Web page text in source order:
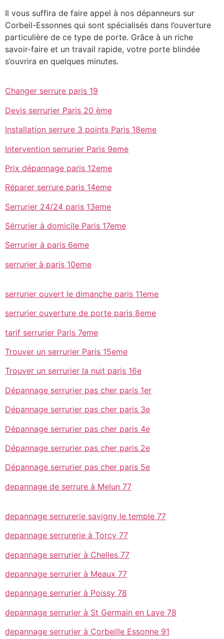
Il vous suffira de faire appel à nos dépanneurs sur
Corbeil-Essonnes qui sont spécialisés dans l’ouverture
particulière de ce type de porte. Grâce à un riche
savoir-faire et un travail rapide, votre porte blindée
s’ouvrira en quelques minutes.
Changer serrure paris 19
Devis serrurier Paris 20 ème
Installation serrure 3 points Paris 18eme
Intervention serrurier Paris 9eme
Prix dépannage paris 12eme
Réparer serrure paris 14eme
Serrurier 24/24 paris 13eme
Sérrurier à domicile Paris 17eme
Serrurier à paris 6eme
serrurier à paris 10eme
serrurier ouvert le dimanche paris 11eme
serrurier ouverture de porte paris 8eme
tarif serrurier Paris 7eme
Trouver un serrurier Paris 15eme
Trouver un serrurier la nuit paris 16e
Dépannage serrurier pas cher paris 1er
Dépannage serrurier pas cher paris 3e
Dépannage serrurier pas cher paris 4e
Dépannage serrurier pas cher paris 2e
Dépannage serrurier pas cher paris 5e
depannage de serrure à Melun 77
depannage serrurerie savigny le temple 77
depannage serrurerie à Torcy 77
depannage serrurier à Chelles 77
depannage serrurier à Meaux 77
depannage serrurier à Poissy 78
depannage serrurier à St Germain en Laye 78
depannage serrurier à Corbeille Essonne 91